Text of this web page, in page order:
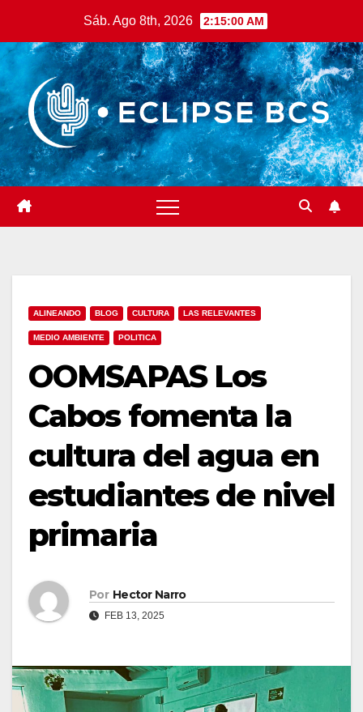
contenido
Sáb. Ago 8th, 2026 2:15:02 AM
ALINEANDO BLOG CULTURA LAS RELEVANTES
MEDIO AMBIENTE POLITICA
OOMSAPAS Los
Cabos fomenta la
cultura del agua en
estudiantes de nivel
primaria
Por Hector Narro
FEB 13, 2025